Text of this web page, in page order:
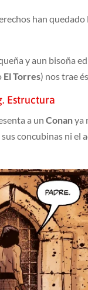
han
y aun bisoña
El Torres) nos trae
Estructura
a unConanya
concubinas ni